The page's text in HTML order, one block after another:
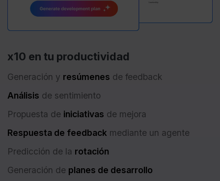
x10 en tu productividad
Generación y resúmenes de feedback
Análisis de sentimiento
Propuesta de iniciativas de mejora
Respuesta de feedback mediante un agente
Predicción de la rotación
Generación de planes de desarrollo